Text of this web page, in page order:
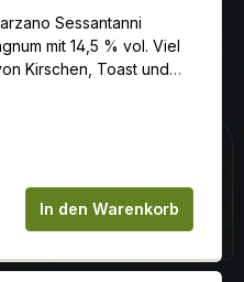
Sessantanni
mit 14,5 % vol. Viel
Kirschen, Toast und
süß und samtig
Säure- Süße-
den
In den Warenkorb